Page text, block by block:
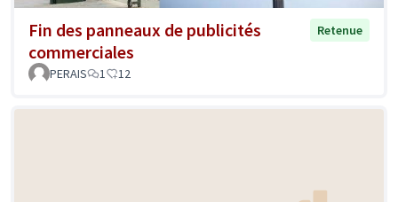
Fin des panneaux de publicités
commerciales
Retenue
PERAIS 1 12